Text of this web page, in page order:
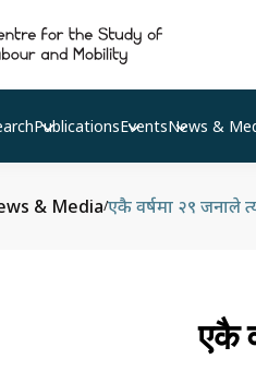
PublicationsEventsNews &
& Media/एकै वर्षमा २९ जनाले
एकै